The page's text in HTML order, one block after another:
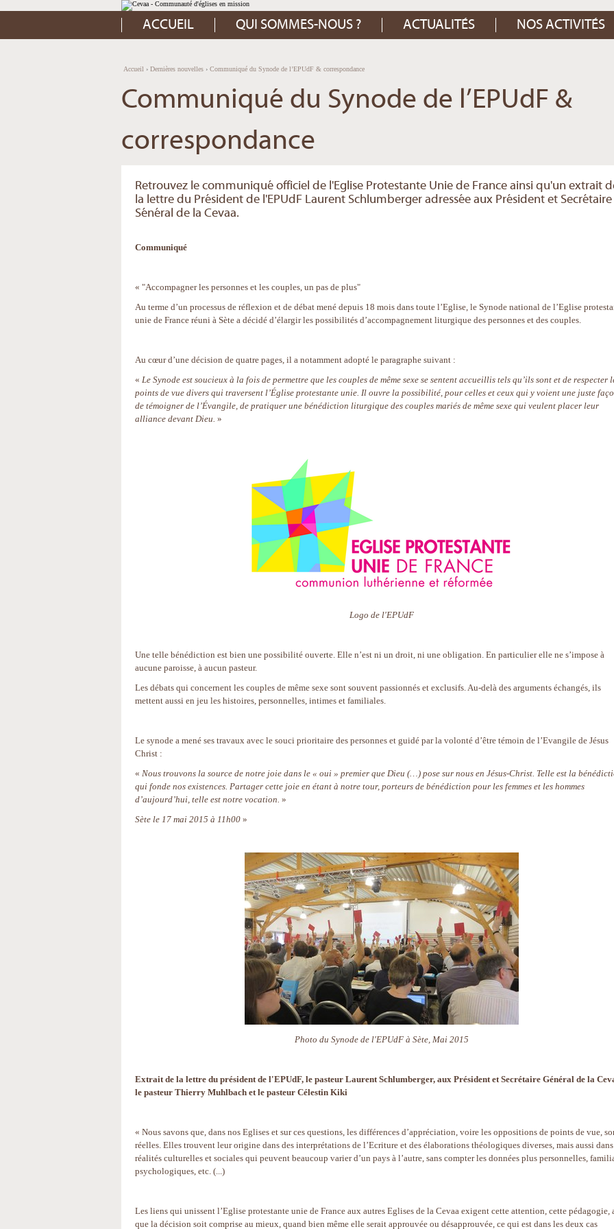
Aller
au
contenu.
Aller
à
Outils
personnels
ACCUEIL QUI SOMMES-NOUS ? ACTUALITÉS NOS ACTIVITÉS
Accueil › Dernières nouvelles › Communiqué du Synode de l’EPUdF & correspondance
Communiqué du Synode de l’EPUdF &
correspondance
Retrouvez le communiqué officiel de l'Eglise Protestante Unie de France ainsi qu'un extrait
la lettre du Président de l'EPUdF Laurent Schlumberger adressée aux Président et Secrétaire
Sénéral de la Cevaa.
Communiqué
« "Accompagner les personnes et les couples, un pas de plus"
Au terme d’un processus de réflexion et de débat mené depuis 18 mois dans toute l’Eglise, le Synode national de l’Eglise
unie de France réuni à Sète a décidé d’élargir les possibilités d’accompagnement liturgique des personnes et des couples.
Au cœur d’une décision de quatre pages, il a notamment adopté le paragraphe suivant :
« Le Synode est soucieux à la fois de permettre que les couples de même sexe se sentent accueillis tels qu’ils sont et de respecter
points de vue divers qui traversent l’Église protestante unie. Il ouvre la possibilité, pour celles et ceux qui y voient une juste
de témoigner de l’Évangile, de pratiquer une bénédiction liturgique des couples mariés de même sexe qui veulent placer leur
alliance devant Dieu. »
Logo de l'EPUdF
Une telle bénédiction est bien une possibilité ouverte. Elle n’est ni un droit, ni une obligation. En particulier elle ne s’impose à
aucune paroisse, à aucun pasteur.
Les débats qui concernent les couples de même sexe sont souvent passionnés et exclusifs. Au-delà des arguments échangés, ils
mettent aussi en jeu les histoires, personnelles, intimes et familiales.
Le synode a mené ses travaux avec le souci prioritaire des personnes et guidé par la volonté d’être témoin de l’Evangile de Jésus
Christ :
« Nous trouvons la source de notre joie dans le « oui » premier que Dieu (…) pose sur nous en Jésus‐Christ. Telle est la
qui fonde nos existences. Partager cette joie en étant à notre tour, porteurs de bénédiction pour les femmes et les hommes
d’aujourd’hui, telle est notre vocation. »
Sète le 17 mai 2015 à 11h00 »
Photo du Synode de l'EPUdF à Sète, Mai 2015
Extrait de la lettre du président de l'EPUdF, le pasteur Laurent Schlumberger, aux Président et Secrétaire Général de la
le pasteur Thierry Muhlbach et le pasteur Célestin Kiki
« Nous savons que, dans nos Eglises et sur ces questions, les différences d’appréciation, voire les oppositions de points de vue,
réelles. Elles trouvent leur origine dans des interprétations de l’Ecriture et des élaborations théologiques diverses, mais aussi dans
réalités culturelles et sociales qui peuvent beaucoup varier d’un pays à l’autre, sans compter les données plus personnelles,
psychologiques, etc. (...)
Les liens qui unissent l’Eglise protestante unie de France aux autres Eglises de la Cevaa exigent cette attention, cette pédagogie,
que la décision soit comprise au mieux, quand bien même elle serait approuvée ou désapprouvée, ce qui est dans les deux cas